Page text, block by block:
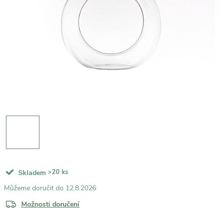
Skladem >20 ks
12.8.2026
Možnosti doručení